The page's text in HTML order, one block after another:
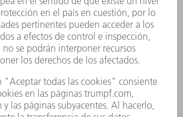
chaflanes con diferentes ángulos
en varios tamaños. Además, los
aumentan la calidad visual
y reducen el riesgo de